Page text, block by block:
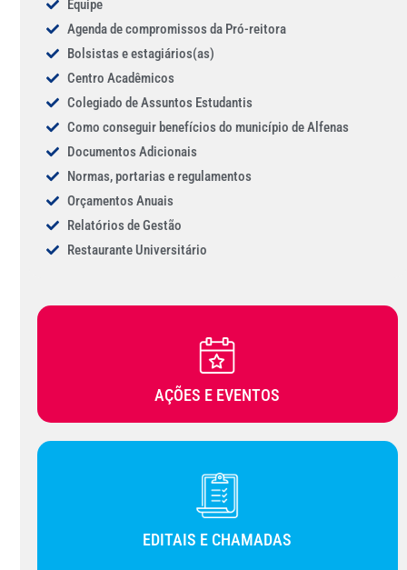
Equipe
Agenda de compromissos da Pró-reitora
Bolsistas e estagiários(as)
Centro Acadêmicos
Colegiado de Assuntos Estudantis
Como conseguir benefícios do município de Alfenas
Documentos Adicionais
Normas, portarias e regulamentos
Orçamentos Anuais
Relatórios de Gestão
Restaurante Universitário
AÇÕES E EVENTOS
EDITAIS E CHAMADAS